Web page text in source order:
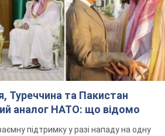
Туреччина та Пакистан
аналог НАТО: що відомо
підтримку у разі нападу на одну